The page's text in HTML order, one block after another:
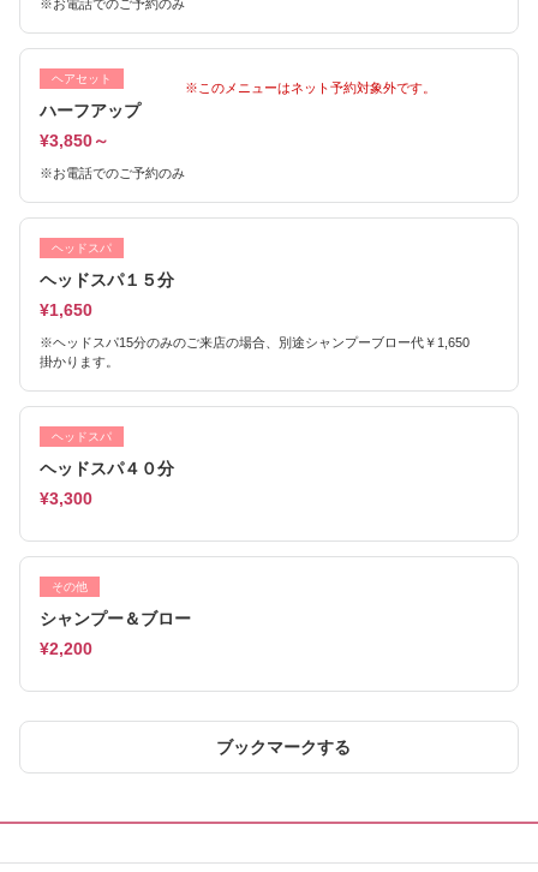
※お電話でのご予約のみ
ヘアセット
ハーフアップ
¥3,850～
※お電話でのご予約のみ
※このメニューはネット予約対象外です。
ヘッドスパ
ヘッドスパ１５分
¥1,650
※ヘッドスパ15分のみのご来店の場合、別途シャンプーブロー代￥1,650
掛かります。
ヘッドスパ
ヘッドスパ４０分
¥3,300
その他
シャンプー＆ブロー
¥2,200
ブックマークする